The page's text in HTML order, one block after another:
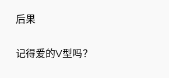
后果
记得爱的V型吗？